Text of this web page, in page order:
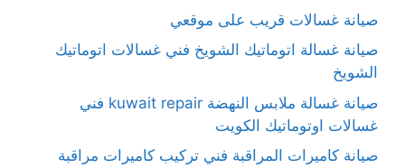
صيانة غسالات قريب على موقعي
صيانة غسالة اتوماتيك الشويخ فني غسالات اتوماتيك
الشويخ
صيانة غسالة ملابس النهضة kuwait repair فني
غسالات اوتوماتيك الكويت
صيانة كاميرات المراقبة فني تركيب كاميرات مراقبة